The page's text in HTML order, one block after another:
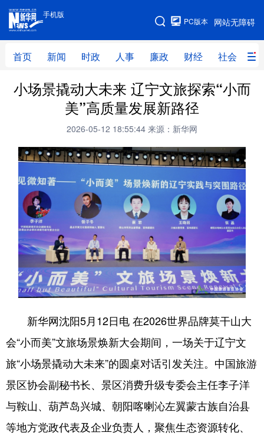
手机版
网站无障碍
PC版本
首页 新闻 时政 人事 廉政 财经 社会 科
手机版
网站地图
首页 新闻 时政 人事
财经 社会
体育 视频 直播 无人机
地方频道
北京 天津 山西
辽宁 吉林 上海
浙江 安徽 福建 江西
四川 贵州 云南 西藏
陕西 甘肃 青海 宁夏
新疆 内蒙古 黑龙江
小场景撬动大未来 辽宁文旅探索“小而
美”高质量发展新路径
2026-05-12 18:55:44 来源：新华网
新华网沈阳5月12日电 在2026世界品牌莫干山大
会“小而美”文旅场景焕新大会期间，一场关于辽宁文
旅“小场景撬动大未来”的圆桌对话引发关注。中国旅游
景区协会副秘书长、景区消费升级专委会主任李子洋
与鞍山、葫芦岛兴城、朝阳喀喇沁左翼蒙古族自治县
等地方党政代表及企业负责人，聚焦生态资源转化、